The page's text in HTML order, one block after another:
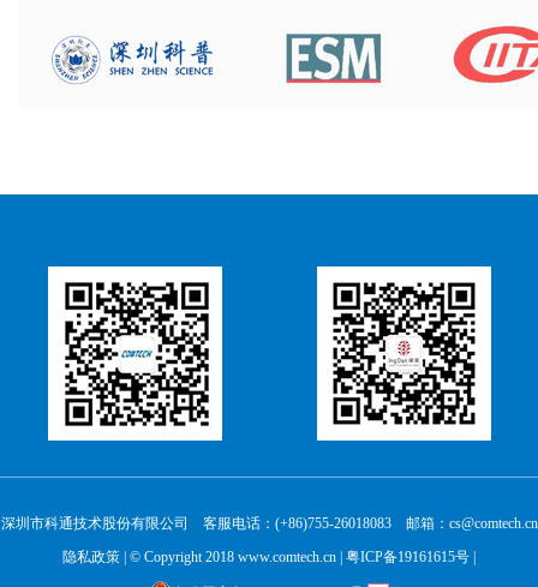
深圳市科通技术股份有限公司 客服电话：(+86)755-26018083 邮箱：cs@comtech.cn
隐私政策 | © Copyright 2018 www.comtech.cn | 粤ICP备19161615号